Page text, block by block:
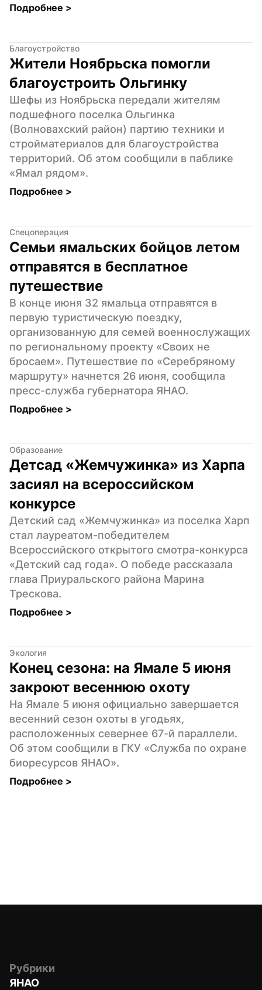
Подробнее >
Благоустройство
Жители Ноябрьска помогли
благоустроить Ольгинку
Шефы из Ноябрьска передали жителям
подшефного поселка Ольгинка
(Волновахский район) партию техники и
стройматериалов для благоустройства
территорий. Об этом сообщили в паблике
«Ямал рядом».
Подробнее >
Спецоперация
Семьи ямальских бойцов летом
отправятся в бесплатное
путешествие
В конце июня 32 ямальца отправятся в
первую туристическую поездку,
организованную для семей военнослужащих
по региональному проекту «Своих не
бросаем». Путешествие по «Серебряному
маршруту» начнется 26 июня, сообщила
пресс-служба губернатора ЯНАО.
Подробнее >
Образование
Детсад «Жемчужинка» из Харпа
засиял на всероссийском
конкурсе
Детский сад «Жемчужинка» из поселка Харп
стал лауреатом-победителем
Всероссийского открытого смотра-конкурса
«Детский сад года». О победе рассказала
глава Приуральского района Марина
Трескова.
Подробнее >
Экология
Конец сезона: на Ямале 5 июня
закроют весеннюю охоту
На Ямале 5 июня официально завершается
весенний сезон охоты в угодьях,
расположенных севернее 67-й параллели.
Об этом сообщили в ГКУ «Служба по охране
биоресурсов ЯНАО».
Подробнее >
Рубрики
ЯНАО